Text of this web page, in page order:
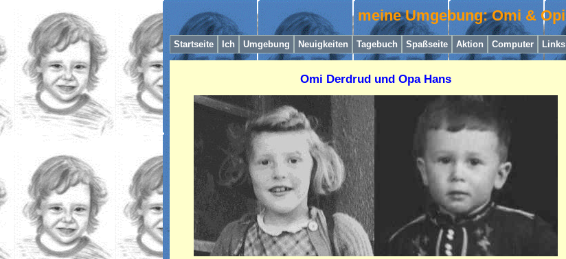
meine Umgebung: Omi & Opi
Startseite Ich Umgebung Neuigkeiten Tagebuch Spaßseite Aktion Computer Links
Omi Derdrud und Opa Hans